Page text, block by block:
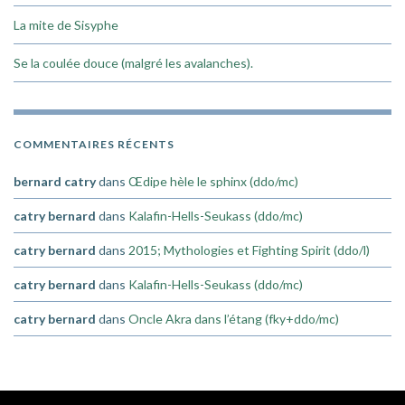
La mite de Sisyphe
Se la coulée douce (malgré les avalanches).
COMMENTAIRES RÉCENTS
bernard catrydans Œdipe hèle le sphinx (ddo/mc)
catry bernard dans Kalafin-Hells-Seukass (ddo/mc)
catry bernard dans 2015; Mythologies et Fighting Spirit (ddo/l)
catry bernard dans Kalafin-Hells-Seukass (ddo/mc)
catry bernard dans Oncle Akra dans l’étang (fky+ddo/mc)